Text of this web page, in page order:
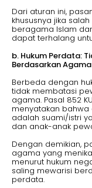
Dari aturan ini,
khususnya jika
beragama Islam
dapat terhalang
b. Hukum Perdata:
Berdasarkan Agama
Berbeda dengan
tidak membatasi
agama. Pasal 852
menyatakan bahwa
adalah suami/istri
dan anak-anak
Dengan demikian,
agama yang
menurut hukum
saling mewarisi
perdata.